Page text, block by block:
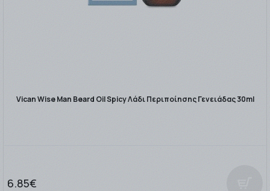
Vican Wise Man Beard Oil Spicy Λάδι Περιποίησης Γενειάδας 30ml
6.85€